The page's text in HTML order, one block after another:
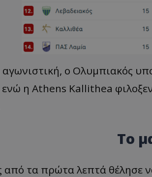
ο Ολυμπιακός
η Athens Kallithea
Το
τα πρώτα λεπτά θέλησε